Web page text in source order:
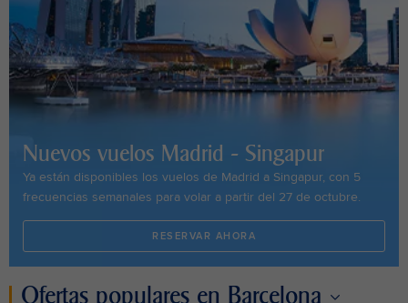
Nuevos vuelos Madrid - Singapur
Ya están disponibles los vuelos de Madrid a Singapur, con 5
frecuencias semanales para volar a partir del 27 de octubre.
RESERVAR AHORA
Ofertas populares en Barcelona